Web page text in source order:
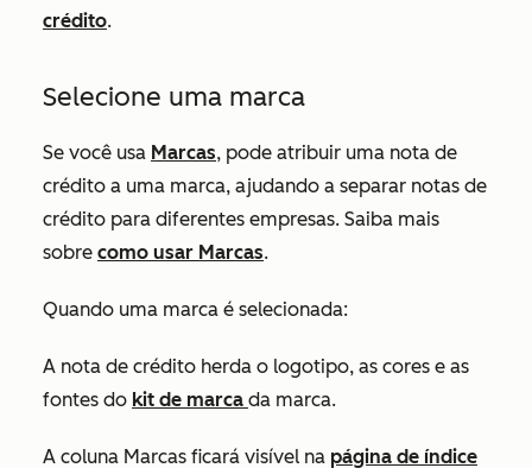
crédito.
Selecione uma marca
Se você usa Marcas, pode atribuir uma nota de
crédito a uma marca, ajudando a separar notas de
crédito para diferentes empresas. Saiba mais
sobre como usar Marcas.
Quando uma marca é selecionada:
A nota de crédito herda o logotipo, as cores e as
fontes do kit de marca da marca.
A coluna Marcas ficará visível na página de índice